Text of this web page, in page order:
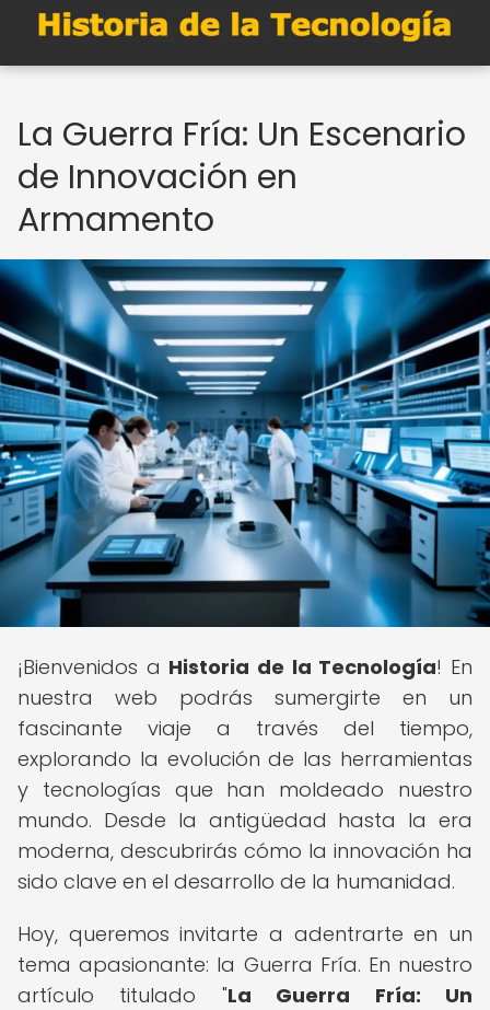
La Guerra Fría: Un Escenario
de Innovación en
Armamento
¡Bienvenidos a Historia de la Tecnología! En
nuestra web podrás sumergirte en un
fascinante viaje a través del tiempo,
explorando la evolución de las herramientas
y tecnologías que han moldeado nuestro
mundo. Desde la antigüedad hasta la era
moderna, descubrirás cómo la innovación ha
sido clave en el desarrollo de la humanidad.
Hoy, queremos invitarte a adentrarte en un
tema apasionante: la Guerra Fría. En nuestro
artículo titulado "La Guerra Fría: Un